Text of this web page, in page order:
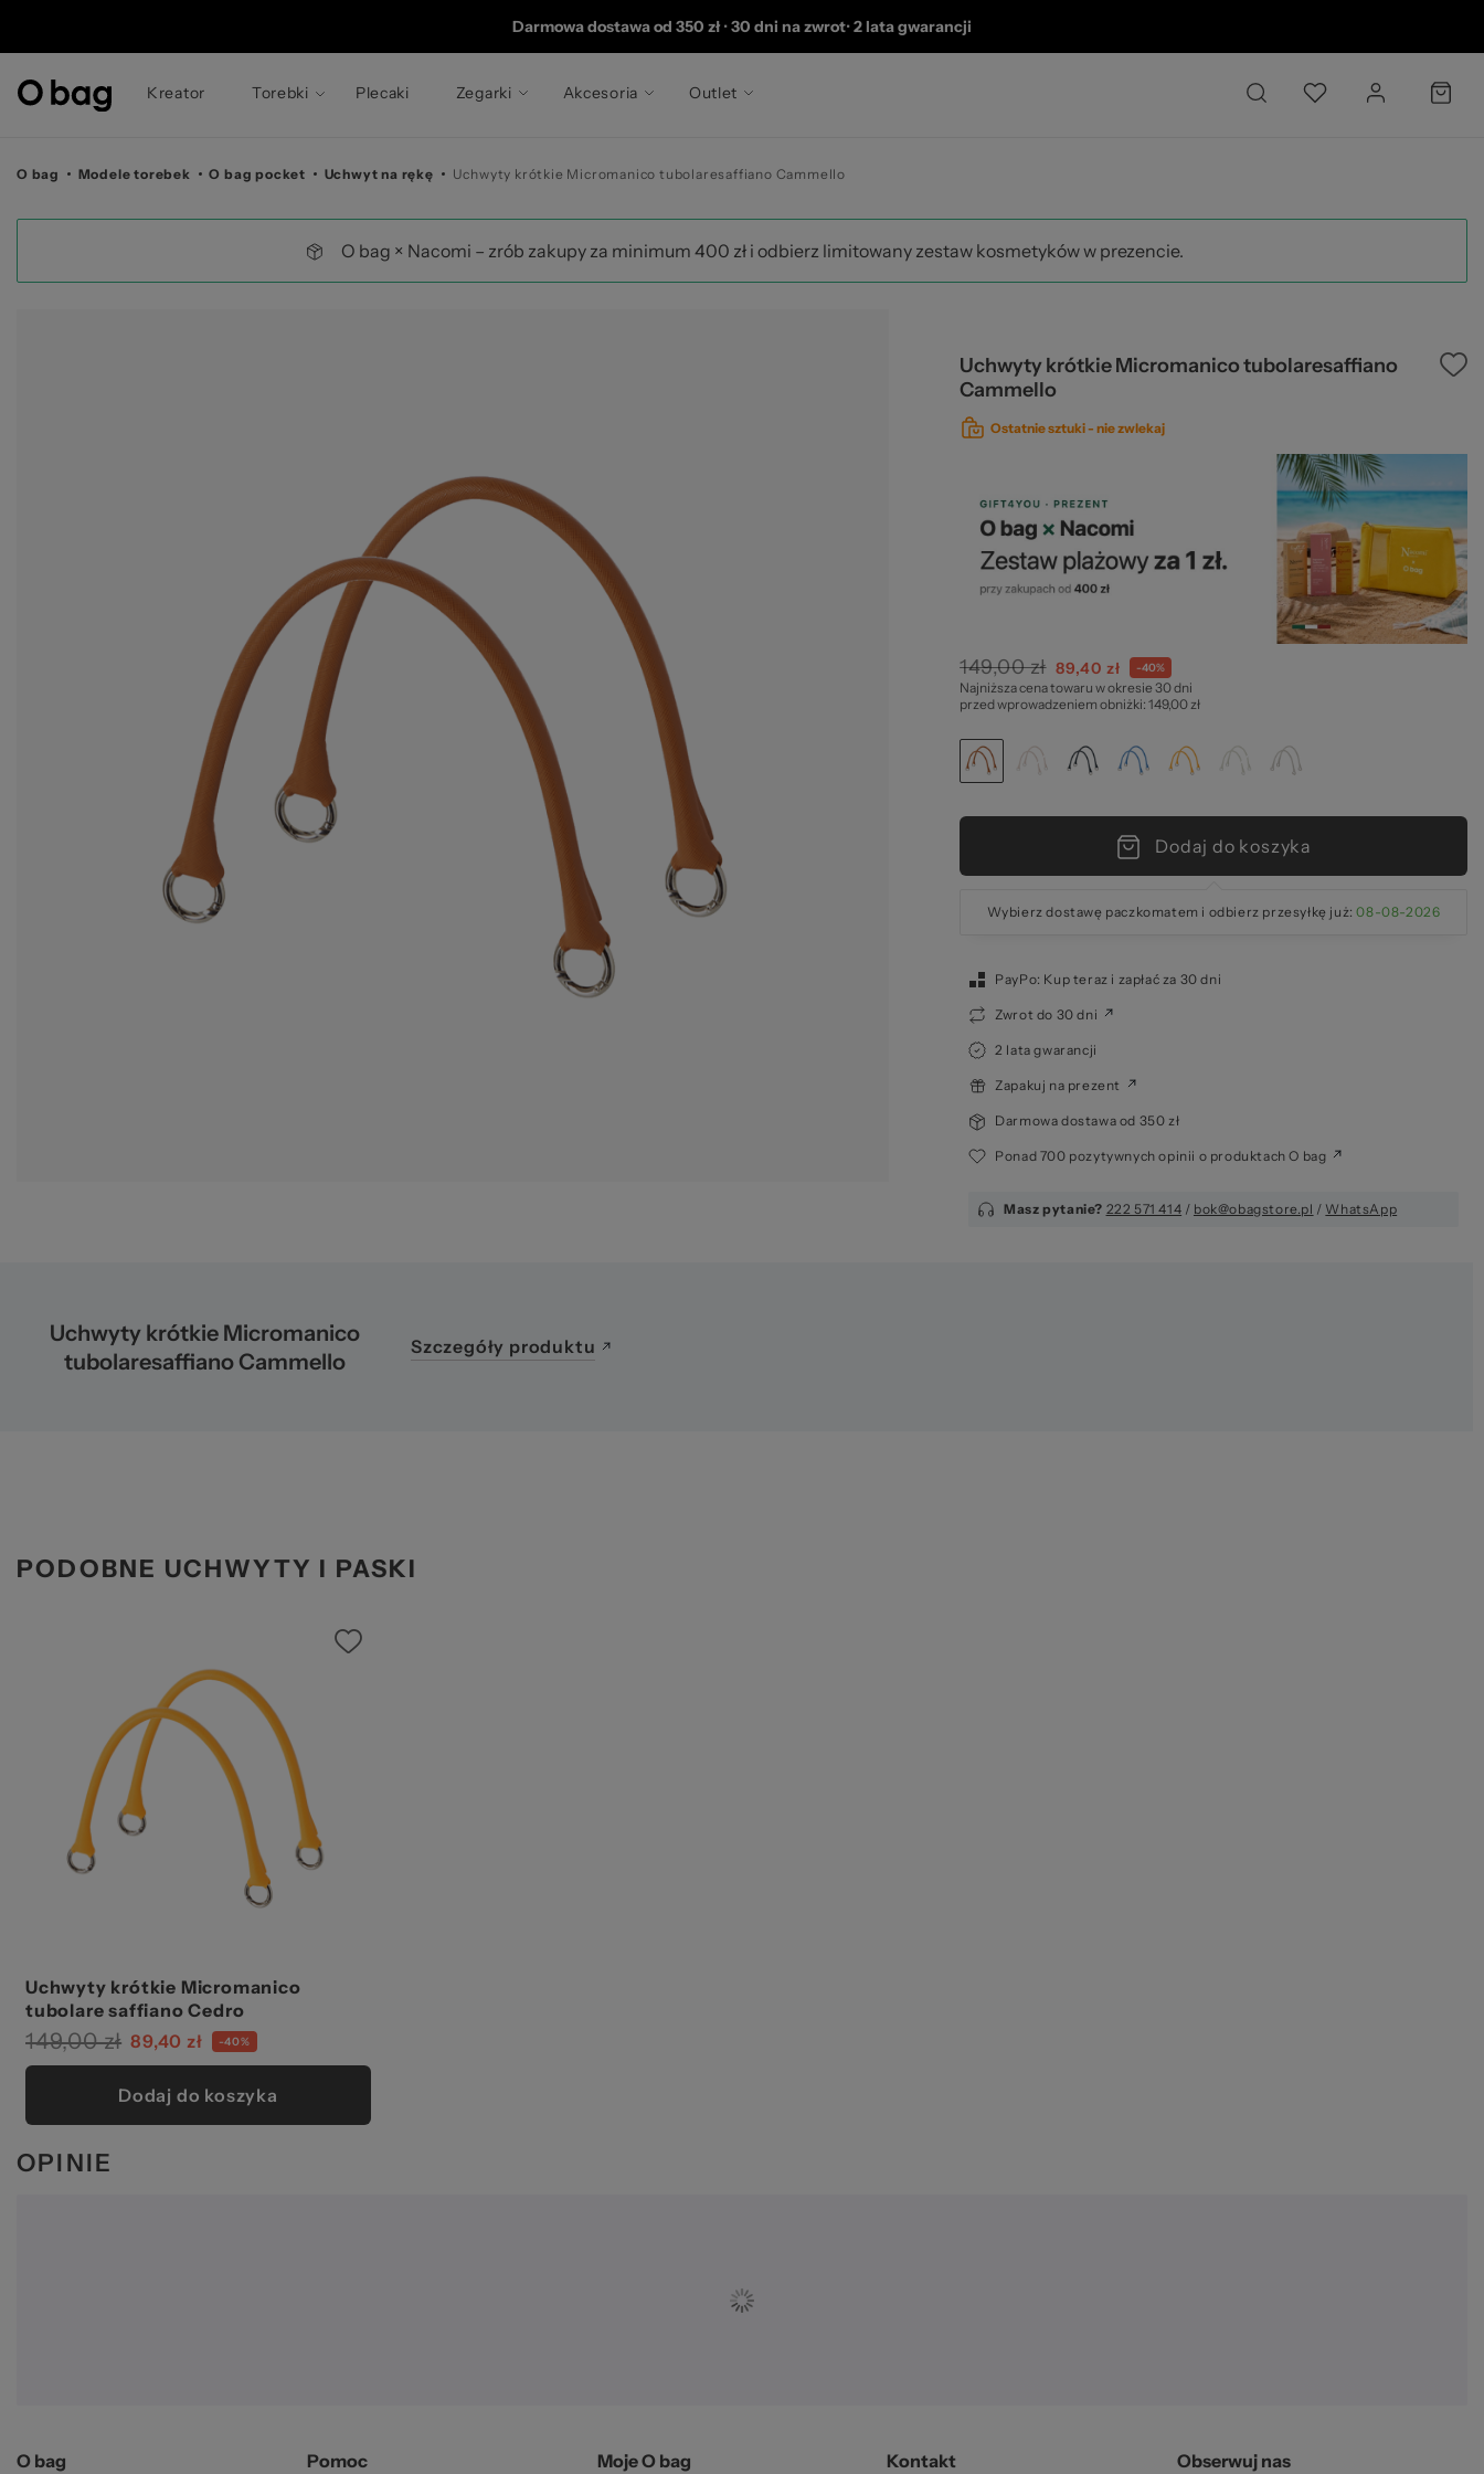
©
2026
Darmowa dostawa od 350 zł •30 dni na zwrot•2 lata gwarancji
Kreator Torebki Plecaki Zegarki Akcesoria Outlet
O bag Modele torebek O bag pocket Uchwyt na rękę Uchwyty krótkie Micromanico tubolaresaffiano Cammello
O bag × Nacomi – zrób zakupy za minimum 400 zł i odbierz limitowany zestaw kosmetyków w prezencie.
Uchwyty krótkie Micromanico tubolaresaffiano
Cammello
Ostatnie sztuki -nie zwlekaj
149,00 zł Cena
specjalna
89,40 zł -40%
Najniższa cena towaru w okresie 30 dni
przed wprowadzeniem obniżki: 149,00 zł
Dodaj do koszyka
Wybierz dostawę paczkomatem i odbierz przesyłkę już:08-08-2026
PayPo: Kup teraz i zapłać za 30 dni
Zwrot do 30 dni
2 lata gwarancji
Zapakuj na prezent
Darmowa dostawa od 350 zł
Ponad 700 pozytywnych opinii o produktach O bag
Masz pytanie? 222 571 414 / bok@obagstore.pl / WhatsApp
Uchwyty krótkie Micromanico
tubolaresaffiano Cammello
Szczegóły produktu
PODOBNE UCHWYTY I PASKI
Uchwyty krótkie Micromanico
tubolare saffiano Cedro
149,00 zł 89,40 zł -40%
Dodaj do koszyka
OPINIE
O bag Pomoc Moje O bag Kontakt Obserwuj nas